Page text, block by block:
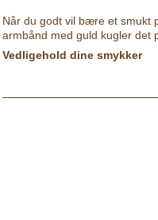
Når du godt vil bære et smukt
armbånd med guld kugler det
Vedligehold dine smykker